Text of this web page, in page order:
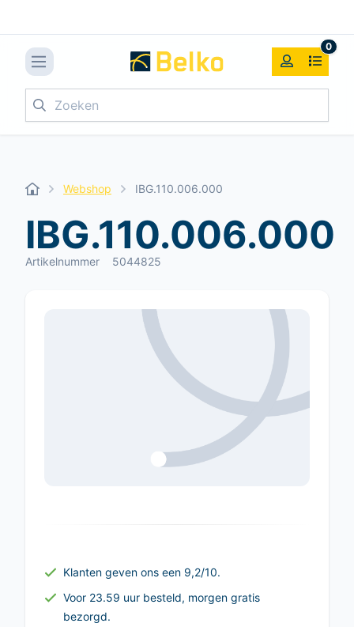
0
Zoeken
Webshop IBG.110.006.000
IBG.110.006.000
Artikelnummer 5044825
Klanten geven ons een 9,2/10.
Voor 23.59 uur besteld, morgen gratis
bezorgd.